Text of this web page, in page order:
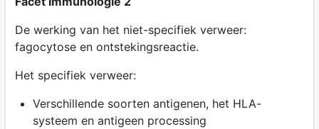
De werking van het niet-specifiek verweer:
fagocytose en ontstekingsreactie.
Het specifiek verweer:
Verschillende soorten antigenen, het HLA-
systeem en antigeen processing